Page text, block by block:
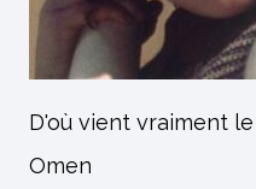
D'où vient vraiment
Omen